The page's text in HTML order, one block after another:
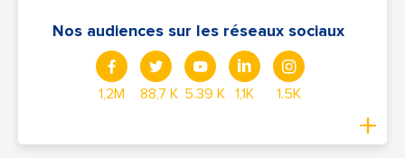
Nos audiences sur les réseaux sociaux
1,2M 88,7 K 5.39 K 1,1K 1.5K